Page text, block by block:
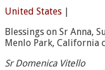
United States
Blessings on Sr Anna,
Menlo Park, California
Sr Domenica Vitello